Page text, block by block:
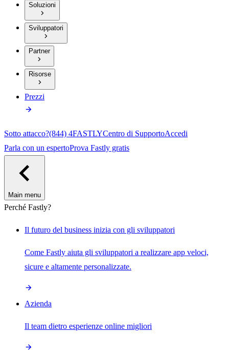
Soluzioni
Sviluppatori
Partner
Risorse
Prezzi
Sotto attacco?(844) 4FASTLYCentro di SupportoAccedi
Parla con un espertoProva Fastly gratis
Main menu
Perché Fastly?
Il futuro del business inizia con gli sviluppatori
Come Fastly aiuta gli sviluppatori a realizzare app veloci,
sicure e altamente personalizzate.
Azienda
Il team dietro esperienze online migliori